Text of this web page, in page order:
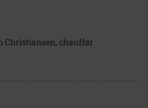
Christiansen, chauffør